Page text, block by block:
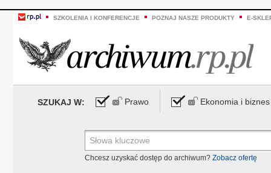
SZKOLENIA I KONFERENCJE POZNAJ NASZE PRODUKTY E-
SZUKAJ W: Prawo Ekonomia i biznes
Chcesz uzyskać dostęp do archiwum? Zobacz ofertę